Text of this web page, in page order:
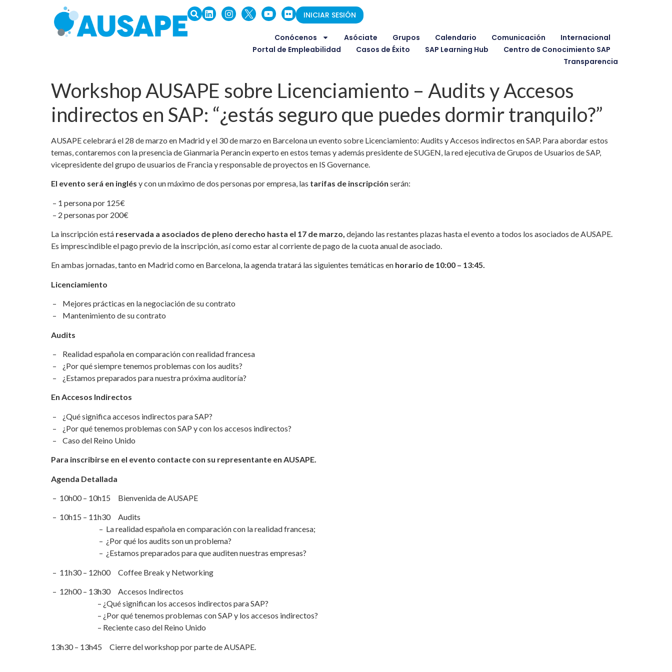
INICIAR SESIÓN
Conócenos Asóciate Grupos Calendario Comunicación
Internacional
Portal de Empleabilidad
Casos de Éxito SAP Learning Hub
Centro de Conocimiento SAP
Transparencia
Workshop AUSAPE sobre Licenciamiento – Audits y Accesos
indirectos en SAP: “¿estás seguro que puedes dormir tranquilo?”
AUSAPE celebrará el 28 de marzo en Madrid y el 30 de marzo en Barcelona un evento sobre Licenciamiento: Audits y Accesos indirectos en SAP. Para abordar estos
temas, contaremos con la presencia de Gianmaria Perancin experto en estos temas y además presidente de SUGEN, la red ejecutiva de Grupos de Usuarios de SAP,
vicepresidente del grupo de usuarios de Francia y responsable de proyectos en IS Governance.
El evento será en inglés y con un máximo de dos personas por empresa, las tarifas de inscripción serán:
– 1 persona por 125€
– 2 personas por 200€
La inscripción está reservada a asociados de pleno derecho hasta el 17 de marzo, dejando las restantes plazas hasta el evento a todos los asociados de AUSAPE.
Es imprescindible el pago previo de la inscripción, así como estar al corriente de pago de la cuota anual de asociado.
En ambas jornadas, tanto en Madrid como en Barcelona, la agenda tratará las siguientes temáticas en horario de 10:00 – 13:45.
Licenciamiento
– Mejores prácticas en la negociación de su contrato
– Mantenimiento de su contrato
Audits
– Realidad española en comparación con realidad francesa
– ¿Por qué siempre tenemos problemas con los audits?
– ¿Estamos preparados para nuestra próxima auditoría?
En Accesos Indirectos
– ¿Qué significa accesos indirectos para SAP?
– ¿Por qué tenemos problemas con SAP y con los accesos indirectos?
– Caso del Reino Unido
Para inscribirse en el evento contacte con su representante en AUSAPE.
Agenda Detallada
– 10h00 – 10h15 Bienvenida de AUSAPE
– 10h15 – 11h30 Audits
– La realidad española en comparación con la realidad francesa;
– ¿Por qué los audits son un problema?
– ¿Estamos preparados para que auditen nuestras empresas?
– 11h30 – 12h00 Coffee Break y Networking
– 12h00 – 13h30 Accesos Indirectos
– ¿Qué significan los accesos indirectos para SAP?
– ¿Por qué tenemos problemas con SAP y los accesos indirectos?
– Reciente caso del Reino Unido
13h30 – 13h45 Cierre del workshop por parte de AUSAPE.